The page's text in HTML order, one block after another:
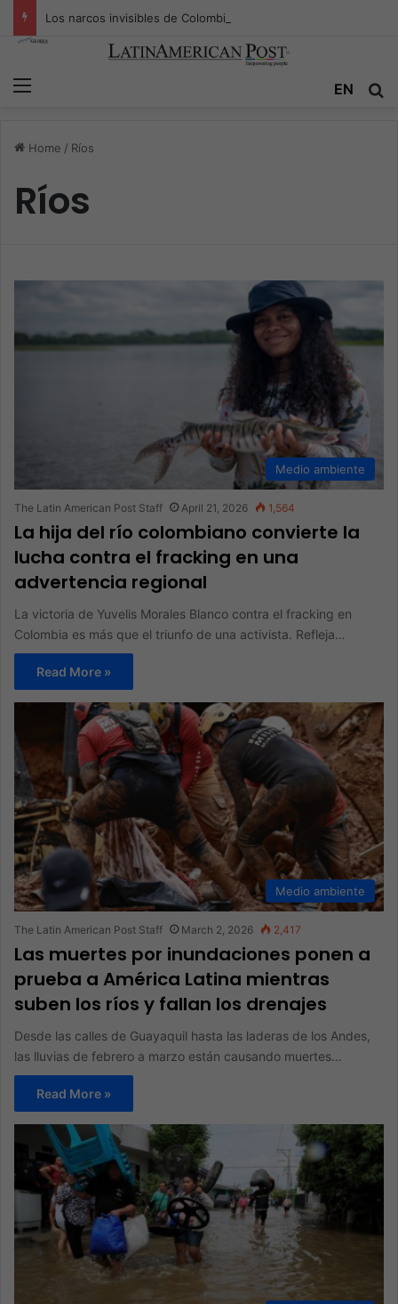
EN
Home / Ríos
Ríos
Medio ambiente
The Latin American Post Staff April 21, 2026 1,564
La hija del río colombiano convierte la
lucha contra el fracking en una
advertencia regional
La victoria de Yuvelis Morales Blanco contra el fracking en
Colombia es más que el triunfo de una activista. Refleja…
Read More »
Medio ambiente
The Latin American Post Staff March 2, 2026 2,417
Las muertes por inundaciones ponen a
prueba a América Latina mientras
suben los ríos y fallan los drenajes
Desde las calles de Guayaquil hasta las laderas de los Andes,
las lluvias de febrero a marzo están causando muertes…
Read More »